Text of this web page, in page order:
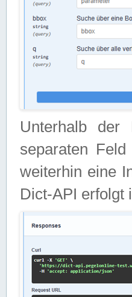
Unterhalb der
separaten
weiterhin eine
Dict-API erfolgt